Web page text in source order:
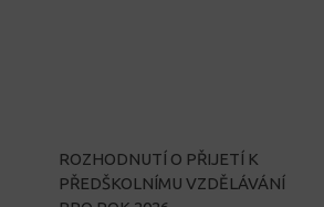
ROZHODNUTÍ O PŘIJETÍ K
PŘEDŠKOLNÍMU VZDĚLÁVÁNÍ